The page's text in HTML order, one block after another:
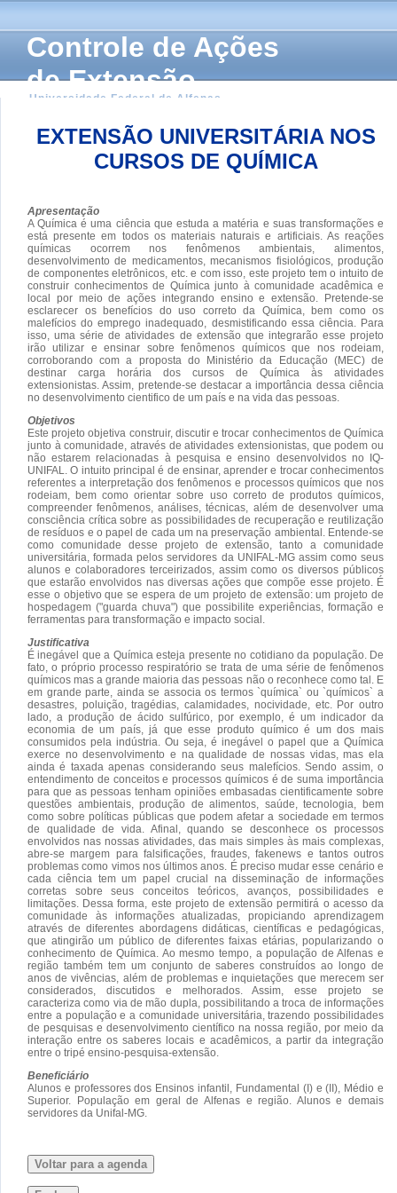
Controle de Ações
de Extensão
Universidade Federal de Alfenas
EXTENSÃO UNIVERSITÁRIA NOS
CURSOS DE QUÍMICA
Apresentação
A Química é uma ciência que estuda a matéria e suas transformações e
está presente em todos os materiais naturais e artificiais. As reações
químicas ocorrem nos fenômenos ambientais, alimentos,
desenvolvimento de medicamentos, mecanismos fisiológicos, produção
de componentes eletrônicos, etc. e com isso, este projeto tem o intuito de
construir conhecimentos de Química junto à comunidade acadêmica e
local por meio de ações integrando ensino e extensão. Pretende-se
esclarecer os benefícios do uso correto da Química, bem como os
malefícios do emprego inadequado, desmistificando essa ciência. Para
isso, uma série de atividades de extensão que integrarão esse projeto
irão utilizar e ensinar sobre fenômenos químicos que nos rodeiam,
corroborando com a proposta do Ministério da Educação (MEC) de
destinar carga horária dos cursos de Química às atividades
extensionistas. Assim, pretende-se destacar a importância dessa ciência
no desenvolvimento cientifico de um país e na vida das pessoas.
Objetivos
Este projeto objetiva construir, discutir e trocar conhecimentos de Química
junto à comunidade, através de atividades extensionistas, que podem ou
não estarem relacionadas à pesquisa e ensino desenvolvidos no IQ-
UNIFAL. O intuito principal é de ensinar, aprender e trocar conhecimentos
referentes a interpretação dos fenômenos e processos químicos que nos
rodeiam, bem como orientar sobre uso correto de produtos químicos,
compreender fenômenos, análises, técnicas, além de desenvolver uma
consciência crítica sobre as possibilidades de recuperação e reutilização
de resíduos e o papel de cada um na preservação ambiental. Entende-se
como comunidade desse projeto de extensão, tanto a comunidade
universitária, formada pelos servidores da UNIFAL-MG assim como seus
alunos e colaboradores terceirizados, assim como os diversos públicos
que estarão envolvidos nas diversas ações que compõe esse projeto. É
esse o objetivo que se espera de um projeto de extensão: um projeto de
hospedagem ("guarda chuva") que possibilite experiências, formação e
ferramentas para transformação e impacto social.
Justificativa
É inegável que a Química esteja presente no cotidiano da população. De
fato, o próprio processo respiratório se trata de uma série de fenômenos
químicos mas a grande maioria das pessoas não o reconhece como tal. E
em grande parte, ainda se associa os termos `química` ou `químicos` a
desastres, poluição, tragédias, calamidades, nocividade, etc. Por outro
lado, a produção de ácido sulfúrico, por exemplo, é um indicador da
economia de um país, já que esse produto químico é um dos mais
consumidos pela indústria. Ou seja, é inegável o papel que a Química
exerce no desenvolvimento e na qualidade de nossas vidas, mas ela
ainda é taxada apenas considerando seus malefícios. Sendo assim, o
entendimento de conceitos e processos químicos é de suma importância
para que as pessoas tenham opiniões embasadas cientificamente sobre
questões ambientais, produção de alimentos, saúde, tecnologia, bem
como sobre políticas públicas que podem afetar a sociedade em termos
de qualidade de vida. Afinal, quando se desconhece os processos
envolvidos nas nossas atividades, das mais simples às mais complexas,
abre-se margem para falsificações, fraudes, fakenews e tantos outros
problemas como vimos nos últimos anos. É preciso mudar esse cenário e
cada ciência tem um papel crucial na disseminação de informações
corretas sobre seus conceitos teóricos, avanços, possibilidades e
limitações. Dessa forma, este projeto de extensão permitirá o acesso da
comunidade às informações atualizadas, propiciando aprendizagem
através de diferentes abordagens didáticas, científicas e pedagógicas,
que atingirão um público de diferentes faixas etárias, popularizando o
conhecimento de Química. Ao mesmo tempo, a população de Alfenas e
região também tem um conjunto de saberes construídos ao longo de
anos de vivências, além de problemas e inquietações que merecem ser
considerados, discutidos e melhorados. Assim, esse projeto se
caracteriza como via de mão dupla, possibilitando a troca de informações
entre a população e a comunidade universitária, trazendo possibilidades
de pesquisas e desenvolvimento científico na nossa região, por meio da
interação entre os saberes locais e acadêmicos, a partir da integração
entre o tripé ensino-pesquisa-extensão.
Beneficiário
Alunos e professores dos Ensinos infantil, Fundamental (I) e (II), Médio e
Superior. População em geral de Alfenas e região. Alunos e demais
servidores da Unifal-MG.
Voltar para a agenda